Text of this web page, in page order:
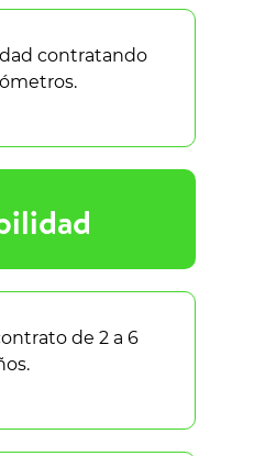
de 2 a 6
contratando